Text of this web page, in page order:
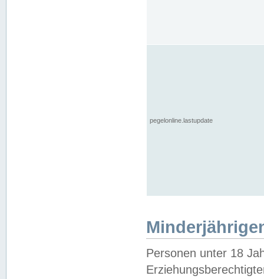
pegelonline.lastupdate
Personen unter 18